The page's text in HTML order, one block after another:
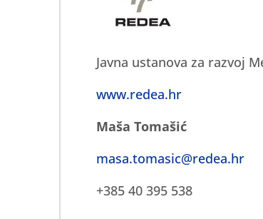
Javna ustanova za razvoj
www.redea.hr
Maša Tomašić
masa.tomasic@redea.hr
+385 40 395 538